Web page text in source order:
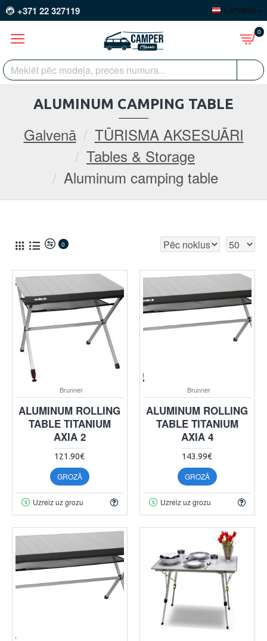
+371 22 327119 LATVIEŠU
0
Galvenā
TŪRISMA AKSESUĀRI
Tables & Storage
Aluminum camping table
ALUMINUM CAMPING TABLE
0
Brunner
ALUMINUM ROLLING
TABLE TITANIUM
AXIA 2
121.90€
GROZĀ
Uzreiz uz grozu
Brunner
ALUMINUM ROLLING
TABLE TITANIUM
AXIA 4
143.99€
GROZĀ
Uzreiz uz grozu